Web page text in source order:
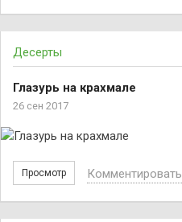
Десерты
Глазурь на крахмале
26 сен 2017
Просмотр Комментировать